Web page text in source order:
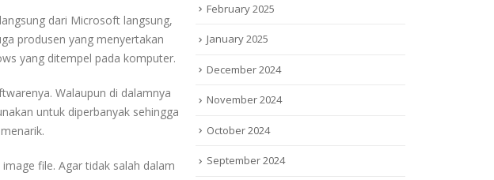
dari Microsoft langsung,
produsen yang menyertakan
yang ditempel pada komputer.
Walaupun di dalamnya
untuk diperbanyak sehingga
file. Agar tidak salah dalam
February 2025
January 2025
December 2024
November 2024
October 2024
September 2024